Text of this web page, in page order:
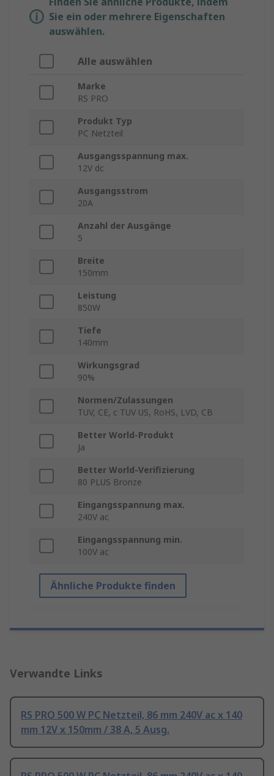
Sie ein oder mehrere Eigenschaften
auswählen.
Alle auswählen
Marke
RS PRO
Produkt Typ
PC Netzteil
Ausgangsspannung max.
12V dc
Ausgangsstrom
20A
Anzahl der Ausgänge
5
Breite
150mm
Leistung
850W
Tiefe
140mm
Wirkungsgrad
90%
Normen/Zulassungen
TUV, CE, c TUV US, RoHS, LVD, CB
Better World-Produkt
Ja
Better World-Verifizierung
80 PLUS Bronze
Eingangsspannung max.
240V ac
Eingangsspannung min.
100V ac
Ähnliche Produkte finden
Verwandte Links
RS PRO 500 W PC Netzteil, 86 mm 240V ac x 140
mm 12V x 150mm / 38 A, 5 Ausg.